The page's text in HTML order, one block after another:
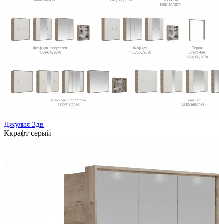
Джулия 3дв
Ккрафт серый